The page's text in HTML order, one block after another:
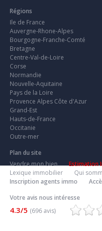
Régions
Ile de France
Auvergne-Rhone-Alpes
Bourgogne-Franche-Comté
Bretagne
Centre-Val-de-Loire
Corse
Normandie
Nouvelle-Aquitaine
Pays de la Loire
Provence Alpes Côte d'Azur
Grand-Est
Hauts-de-France
Occitanie
Outre-mer
Plan du site
Vendre mon bien
Estimation
Lexique immobilier
Qui
Inscription agents immo
Votre avis nous intéresse
4.3/5 (696 avis)